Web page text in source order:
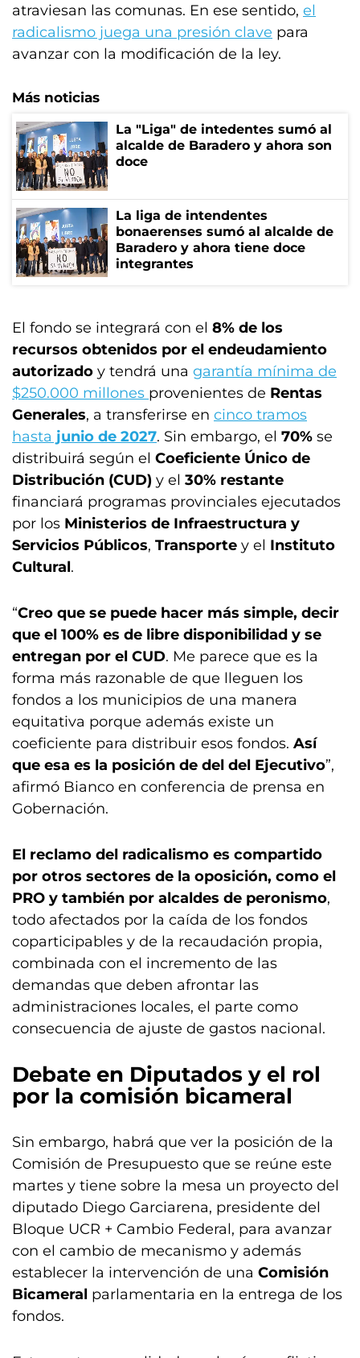
atraviesan las comunas. En ese sentido, el
radicalismo juega una presión clave para
avanzar con la modificación de la ley.
Más noticias
La "Liga" de intedentes sumó al
alcalde de Baradero y ahora son
doce
La liga de intendentes
bonaerenses sumó al alcalde de
Baradero y ahora tiene doce
integrantes
El fondo se integrará con el 8% de los
recursos obtenidos por el endeudamiento
autorizado y tendrá una garantía mínima de
$250.000 millones provenientes de Rentas
Generales, a transferirse en cinco tramos
hasta junio de 2027. Sin embargo, el 70% se
distribuirá según el Coeficiente Único de
Distribución (CUD) y el 30% restante
financiará programas provinciales ejecutados
por los Ministerios de Infraestructura y
Servicios Públicos, Transporte y el Instituto
Cultural.
“Creo que se puede hacer más simple, decir
que el 100% es de libre disponibilidad y se
entregan por el CUD. Me parece que es la
forma más razonable de que lleguen los
fondos a los municipios de una manera
equitativa porque además existe un
coeficiente para distribuir esos fondos. Así
que esa es la posición de del del Ejecutivo”,
afirmó Bianco en conferencia de prensa en
Gobernación.
El reclamo del radicalismo es compartido
por otros sectores de la oposición, como el
PRO y también por alcaldes de peronismo,
todo afectados por la caída de los fondos
coparticipables y de la recaudación propia,
combinada con el incremento de las
demandas que deben afrontar las
administraciones locales, el parte como
consecuencia de ajuste de gastos nacional.
Debate en Diputados y el rol
por la comisión bicameral
Sin embargo, habrá que ver la posición de la
Comisión de Presupuesto que se reúne este
martes y tiene sobre la mesa un proyecto del
diputado Diego Garciarena, presidente del
Bloque UCR + Cambio Federal, para avanzar
con el cambio de mecanismo y además
establecer la intervención de una Comisión
Bicameral parlamentaria en la entrega de los
fondos.